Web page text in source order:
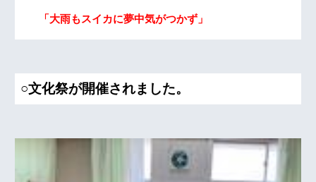
「大雨もスイカに夢中気がつかず」
○文化祭が開催されました。